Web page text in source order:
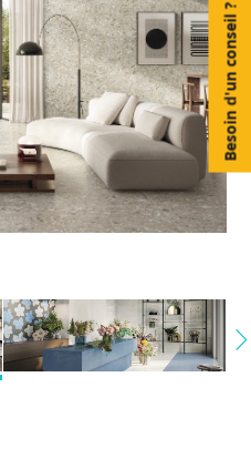
Besoin d'un conseil ?